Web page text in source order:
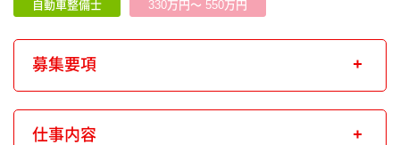
自動車整備士 330万円～ 550万円
募集要項
仕事内容